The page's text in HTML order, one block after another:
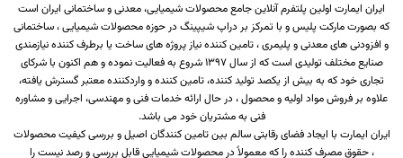
ایران ایمارت اولین پلتفرم آنلاین جامع محصولات شیمیایی، معدنی و ساختمانی ایران است
که بصورت مارکت پلیس و با تمرکز بر دراپ شیپینگ در حوزه محصولات شیمیایی ، ساختمانی
و افزودنی های معدنی و پلیمری ، تامین کننده نیاز پروژه های ساخت یا برطرف کننده نیازمندی
صنایع مختلف تولیدی است که از سال 1397 شروع به فعالیت نموده و هم اکنون با شرکای
تجاری خود که به بیش از یکصد تولید کننده، تامین کننده و واردکننده معتبر گسترش یافته،
علاوه بر فروش مواد اولیه و محصول ، در حال ارائه خدمات فنی و مهندسی، اجرایی و مشاوره
فنی به مشتریان خود می باشد.
ایران ایمارت با ایجاد فضای رقابتی سالم بین تامین کنندگان اصیل و بررسی کیفیت محصولات
، حقوق مصرف کننده را که معمولاً در محصولات شیمیایی قابل بررسی و رصد نیست را